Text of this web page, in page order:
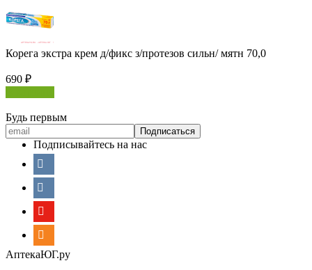
Корега экстра крем д/фикс з/протезов сильн/ мятн 70,0
690 ₽
Будь первым
Подписывайтесь на нас
АптекаЮГ.ру